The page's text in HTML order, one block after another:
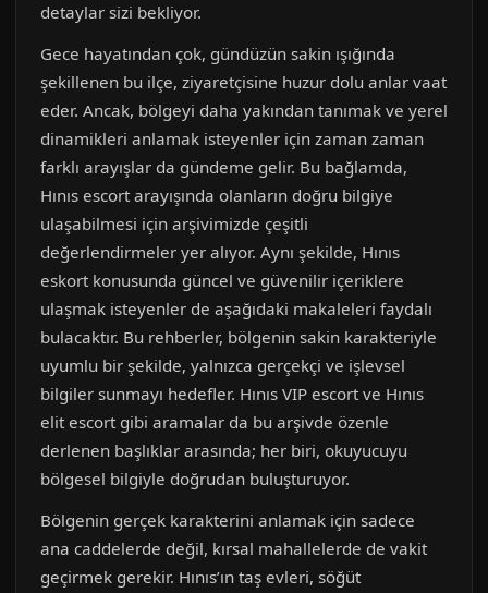
detaylar sizi bekliyor.
Gece hayatından çok, gündüzün sakin ışığında
şekillenen bu ilçe, ziyaretçisine huzur dolu anlar vaat
eder. Ancak, bölgeyi daha yakından tanımak ve yerel
dinamikleri anlamak isteyenler için zaman zaman
farklı arayışlar da gündeme gelir. Bu bağlamda,
Hınıs escort arayışında olanların doğru bilgiye
ulaşabilmesi için arşivimizde çeşitli
değerlendirmeler yer alıyor. Aynı şekilde, Hınıs
eskort konusunda güncel ve güvenilir içeriklere
ulaşmak isteyenler de aşağıdaki makaleleri faydalı
bulacaktır. Bu rehberler, bölgenin sakin karakteriyle
uyumlu bir şekilde, yalnızca gerçekçi ve işlevsel
bilgiler sunmayı hedefler. Hınıs VIP escort ve Hınıs
elit escort gibi aramalar da bu arşivde özenle
derlenen başlıklar arasında; her biri, okuyucuyu
bölgesel bilgiyle doğrudan buluşturuyor.
Bölgenin gerçek karakterini anlamak için sadece
ana caddelerde değil, kırsal mahallelerde de vakit
geçirmek gerekir. Hınıs’ın taş evleri, söğüt